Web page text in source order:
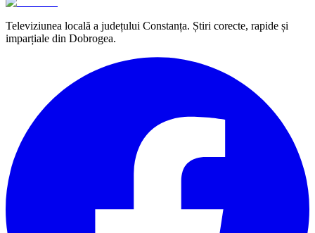
Televiziunea locală a județului Constanța. Știri corecte, rapide și
imparțiale din Dobrogea.